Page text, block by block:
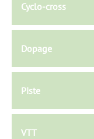
Cyclo-cross
Dopage
Piste
VTT